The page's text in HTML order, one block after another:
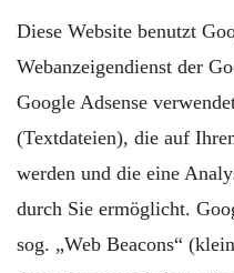
Diese Website benutzt
Webanzeigendienst der
Google Adsense
(Textdateien), die auf
werden und die eine
durch Sie ermöglicht.
sog. „Web Beacons“